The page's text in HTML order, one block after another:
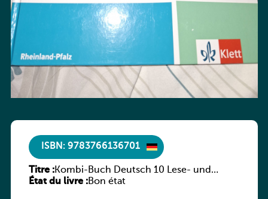
ISBN: 9783766136701
Titre :Kombi-Buch Deutsch 10 Lese- und
Sprachbuch
État du livre :Bon état